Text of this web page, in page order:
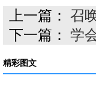
上一篇： 召
下一篇： 学
精彩图文